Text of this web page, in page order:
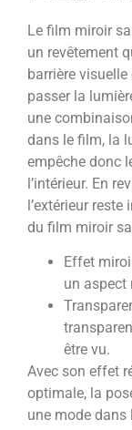
Le film miroir
un revêtement
barrière visuelle
passer la
une
dans le film, la
empêche donc
l’intérieur. En
l’extérieur
du film miroir
Effet
un aspect
être vu.
Avec son effet
optimale, la
une mode